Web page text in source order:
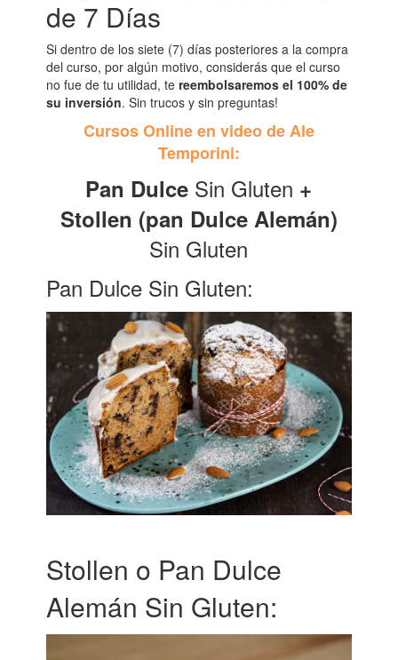
de 7 Días
Si dentro de los siete (7) días posteriores a la compra
del curso, por algún motivo, considerás que el curso
no fue de tu utilidad, tereembolsaremos el 100% de
su inversión. Sin trucos y sin preguntas!
Cursos Online en video de Ale
Temporini:
Pan Dulce Sin Gluten +
Stollen (pan Dulce Alemán)
Sin Gluten
Pan Dulce Sin Gluten:
Stollen o Pan Dulce
Alemán Sin Gluten: